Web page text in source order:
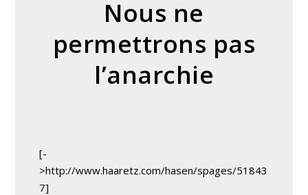
Nous ne
permettrons pas
l’anarchie
[-
>http://www.haaretz.com/hasen/spages/51843
7]